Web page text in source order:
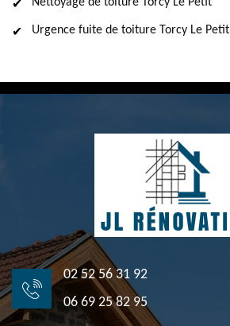
Urgence fuite de toiture Torcy Le Petit
02 52 56 31 92
06 69 25 82 95